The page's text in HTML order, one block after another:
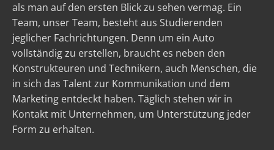
als man auf den ersten Blick zu sehen vermag. Ein
Team, unser Team, besteht aus Studierenden
jeglicher Fachrichtungen. Denn um ein Auto
vollständig zu erstellen, braucht es neben den
Konstrukteuren und Technikern, auch Menschen, die
in sich das Talent zur Kommunikation und dem
Marketing entdeckt haben. Täglich stehen wir in
Kontakt mit Unternehmen, um Unterstützung jeder
Form zu erhalten.